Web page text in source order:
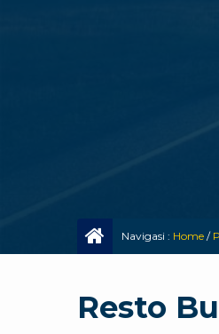
Navigasi : Home /
Resto